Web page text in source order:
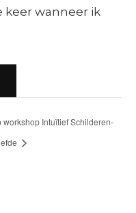
keer wanneer ik
workshop Intuïtief Schilderen-